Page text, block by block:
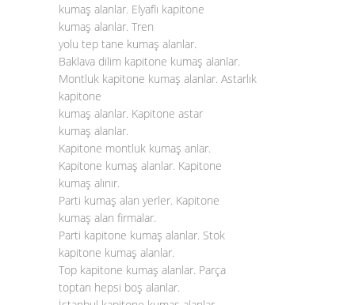
kumaş alanlar. Elyaflı kapitone
kumaş alanlar. Tren
yolu tep tane kumaş alanlar.
Baklava dilim kapitone kumaş alanlar.
Montluk kapitone kumaş alanlar. Astarlık
kapitone
kumaş alanlar. Kapitone astar
kumaş alanlar.
Kapitone montluk kumaş anlar.
Kapitone kumaş alanlar. Kapitone
kumaş alınır.
Parti kumaş alan yerler. Kapitone
kumaş alan firmalar.
Parti kapitone kumaş alanlar. Stok
kapitone kumaş alanlar.
Top kapitone kumaş alanlar. Parça
toptan hepsi boş alanlar.